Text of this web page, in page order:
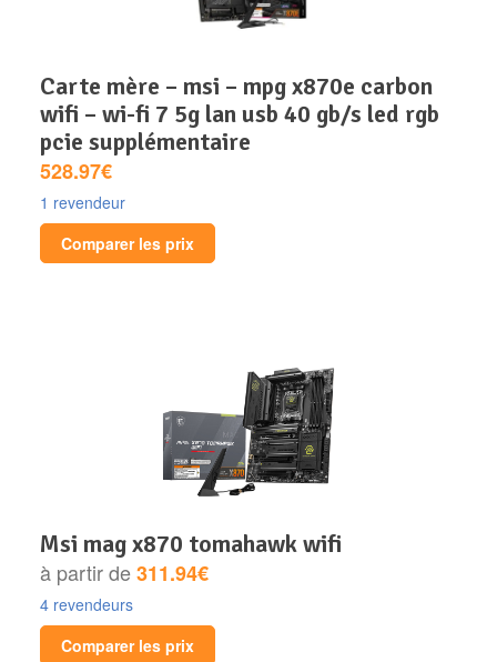
carte mère – msi – mpg x870e carbon
wifi – wi-fi 7 5g lan usb 40 gb/s led rgb
pcie supplémentaire
528.97€
1 revendeur
Comparer les prix
msi mag x870 tomahawk wifi
à partir de311.94€
4 revendeurs
Comparer les prix